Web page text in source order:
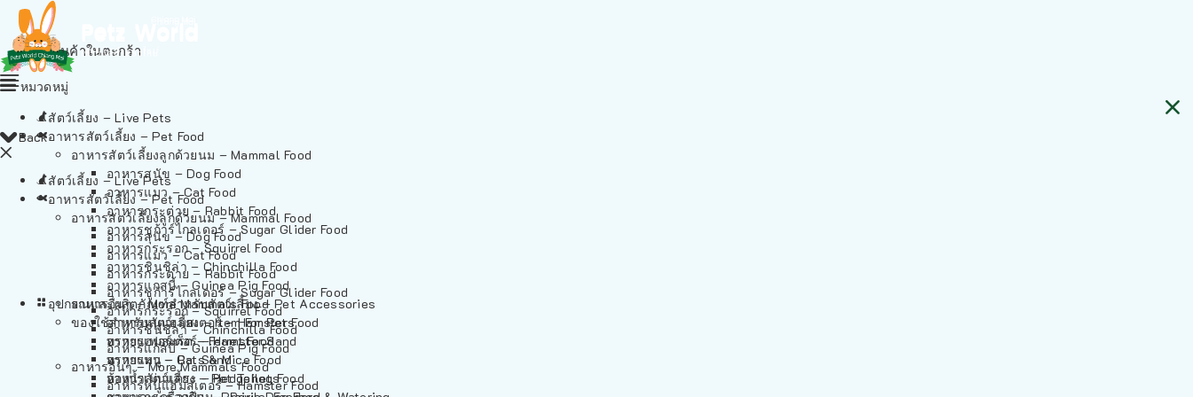
ไม่มีสินค้าในตะกร้า
Back
สัตว์เลี้ยง – Live Pets
อาหารสัตว์เลี้ยง – Pet Food
อาหารสัตว์เลี้ยงลูกด้วยนม – Mammal Food
อาหารสุนัข – Dog Food
อาหารแมว – Cat Food
อาหารกระต่าย – Rabbit Food
อาหารชูก้าร์ไกลเดอร์ – Sugar Glider Food
อาหารกระรอก – Squirrel Food
อาหารชินชิล่า – Chinchilla Food
อาหารแกสบี้ – Guinea Pig Food
อาหารอื่นๆ – More Mammals Food
อาหารหนูแฮมสเตอร์ – Hamster Food
หมวดหมู่
สัตว์เลี้ยง – Live Pets
อาหารสัตว์เลี้ยง – Pet Food
อาหารสัตว์เลี้ยงลูกด้วยนม – Mammal Food
อาหารสุนัข – Dog Food
อาหารแมว – Cat Food
อาหารกระต่าย – Rabbit Food
อาหารชูก้าร์ไกลเดอร์ – Sugar Glider Food
อาหารกระรอก – Squirrel Food
อาหารชินชิล่า – Chinchilla Food
อาหารแกสบี้ – Guinea Pig Food
อาหารอื่นๆ – More Mammals Food
อาหารหนูแฮมสเตอร์ – Hamster Food
อาหารเฟอร์เร็ต – Ferret Food
อาหารหนู – Rats & Mice Food
อาหารเม่นแคระ – Hedgehog Food
อุปกรณและผลิตภัณฑ์สำหรับสัตว์เลี้ยง – Pet Accessories
ของใช้สำหรับสัตว์เลี้ยง – Item For Pets
ทรายแฮมสเตอร์ – Hamster Sand
ทรายแมว – Cat Sand
ห้องน้ำสัตว์เลี้ยง – Pet Toilets